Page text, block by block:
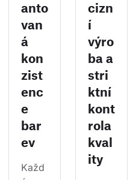
anto
van
á
kon
zist
enc
e
bar
ev
Každ
cizn
í
výro
ba a
stri
ktní
kont
rola
kval
ity